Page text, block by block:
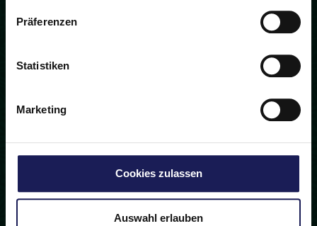
Präferenzen
Statistiken
Marketing
Cookies zulassen
Auswahl erlauben